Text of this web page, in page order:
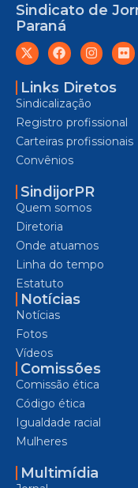
Sindicato de
Paraná
Links Diretos
Sindicalização
Registro profissional
Carteiras profissionais
Convênios
SindijorPR
Quem somos
Diretoria
Onde atuamos
Linha do tempo
Estatuto
Notícias
Notícias
Fotos
Vídeos
Comissões
Comissão ética
Código ética
Igualdade racial
Mulheres
Multimídia